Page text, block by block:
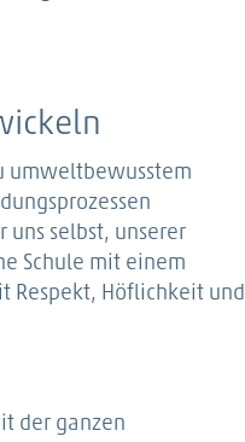
umweltbewusstem
selbst, unserer
Schule mit einem
Respekt, Höflichkeit und
der ganzen